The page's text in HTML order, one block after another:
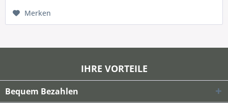
Merken
IHRE VORTEILE
Bequem Bezahlen